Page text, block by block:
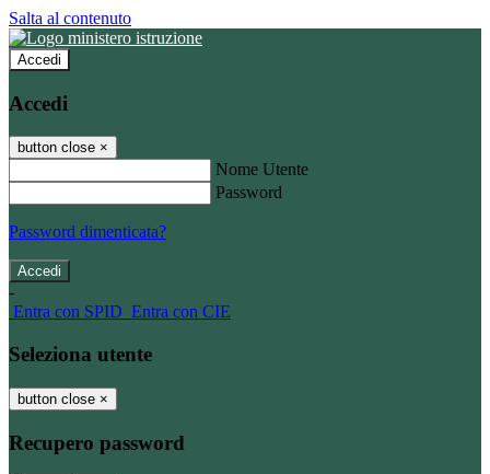
Salta al contenuto
Accedi
Accedi
button close ×
Nome Utente
Password
Password dimenticata?
-
Entra con SPID Entra con CIE
Seleziona utente
button close ×
Recupero password